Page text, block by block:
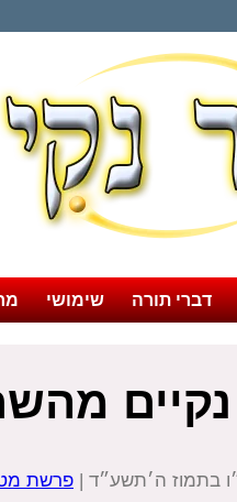
דברי תורה שימושי
נקיים
בתמוז ה׳תשע״ד | פרשת